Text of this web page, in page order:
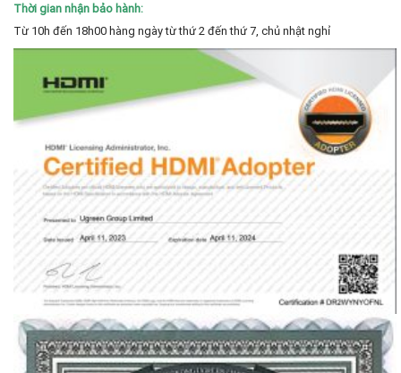
Thời gian nhận bảo hành:
Từ 10h đến 18h00 hàng ngày từ thứ 2 đến thứ 7, chủ nhật nghỉ